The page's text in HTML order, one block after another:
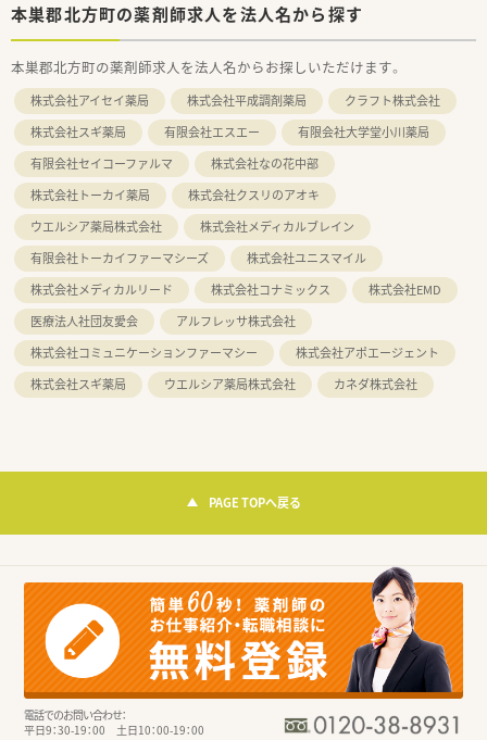
本巣郡北方町の薬剤師求人を法人名から探す
本巣郡北方町の薬剤師求人を法人名からお探しいただけます。
株式会社アイセイ薬局 株式会社平成調剤薬局
クラフト株式会社
株式会社スギ薬局
有限会社エスエー
有限会社大学堂小川薬局
有限会社セイコーファルマ
株式会社なの花中部
株式会社トーカイ薬局
株式会社クスリのアオキ
ウエルシア薬局株式会社
株式会社メディカルブレイン
有限会社トーカイファーマシーズ
株式会社ユニスマイル
株式会社メディカルリード
株式会社コナミックス
株式会社EMD
医療法人社団友愛会
アルフレッサ株式会社
株式会社コミュニケーションファーマシー
株式会社アポエージェント
株式会社スギ薬局
ウエルシア薬局株式会社 カネダ株式会社
PAGE TOPへ戻る
電話でのお問い合わせ：
平日9：30-19：00 土日10：00-19：00